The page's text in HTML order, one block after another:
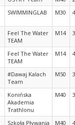
SWIMMINGLAB M30 4
Feel The Water
TEAM
M14 3
Feel The Water
TEAM
M14 4
#Dawaj Kalach
Team
M50 3
Konińska
Akademia
Trathlonu
M40 3
Szkoła Pływania
M40 4